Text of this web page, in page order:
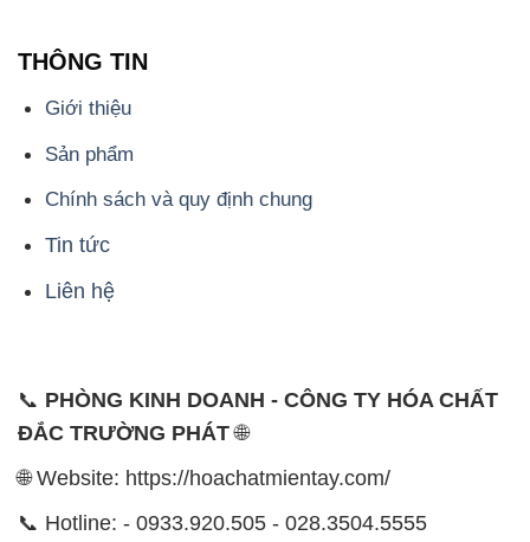
THÔNG TIN
Giới thiệu
Sản phẩm
Chính sách và quy định chung
Tin tức
Liên hệ
📞 PHÒNG KINH DOANH - CÔNG TY HÓA CHẤT
ĐẮC TRƯỜNG PHÁT🌐
🌐 Website: https://hoachatmientay.com/
📞 Hotline: - 0933.920.505 - 028.3504.5555